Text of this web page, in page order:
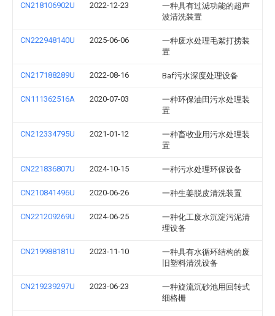
CN218106902U 2022-12-23
一种具有过滤功能的超声
波清洗装置
CN222948140U 2025-06-06
一种废水处理毛絮打捞装
置
CN217188289U 2022-08-16 Baf污水深度处理设备
CN111362516A 2020-07-03
一种环保油田污水处理装
置
CN212334795U 2021-01-12
一种畜牧业用污水处理装
置
CN221836807U 2024-10-15 一种污水处理环保设备
CN210841496U 2020-06-26 一种生姜脱皮清洗装置
CN221209269U 2024-06-25
一种化工废水沉淀污泥清
理设备
CN219988181U 2023-11-10
一种具有水循环结构的废
旧塑料清洗设备
CN219239297U 2023-06-23
一种旋流沉砂池用回转式
细格栅